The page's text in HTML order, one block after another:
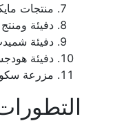
منتجات
دفيئة
دفيئة
دفيئة
مزرعة